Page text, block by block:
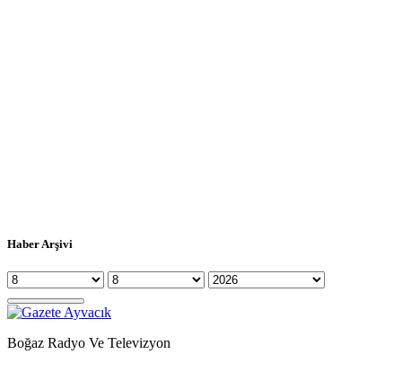
Haber Arşivi
Boğaz Radyo Ve Televizyon